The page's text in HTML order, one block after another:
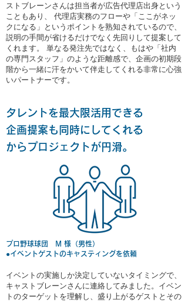
ストブレーンさんは担当者が広告代理店出身という
こともあり、 代理店実務のフローや「ここがネッ
クになる」というポイントを熟知されているので、
説明の手間が省けるだけでなく先回りして提案して
くれます。 単なる発注先ではなく、もはや「社内
の専門スタッフ」のような距離感で、企画の初期段
階から一緒に汗をかいて伴走してくれる非常に心強
いパートナーです。
タレントを最大限活用できる
企画提案も 同時にしてくれる
からプロジェクトが円滑。
プロ野球球団 M 様（男性）
●イベントゲストのキャスティングを依頼
イベントの実施しか決定していないタイミングで、
キャストブレーンさんに連絡してみました。イベン
トのターゲットを理解し、盛り上がるゲストとその